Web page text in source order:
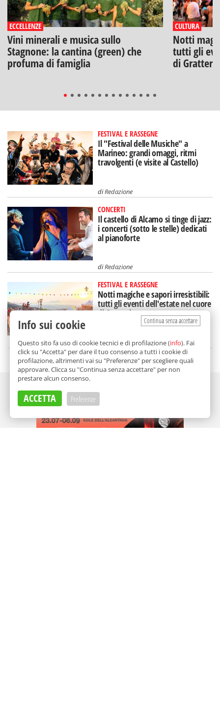
ECCELLENZE
Vini minerali e musica sullo
Stagnone: la cantina (green) che
profuma di famiglia
CULTURA
Notti
tutti gli
di Gratteri
FESTIVAL E RASSEGNE
Il "Festival delle Musiche" a
Marineo: grandi omaggi, ritmi
travolgenti (e visite al Castello)
diRedazione
CONCERTI
Il castello di Alcamo si tinge di jazz:
i concerti (sotto le stelle) dedicati
al pianoforte
diRedazione
FESTIVAL E RASSEGNE
Notti magiche e sapori irresistibili:
tutti gli eventi dell'estate nel cuore
di Gratteri
diRedazione
Continua senza accettare
Info sui cookie
Questo sito fa uso di cookie tecnici e di profilazione (info). Fai
click su "Accetta" per dare il tuo consenso a tutti i cookie di
profilazione, altrimenti vai su "Preferenze" per scegliere quali
approvare. Clicca su "Continua senza accettare" per non
prestare alcun consenso.
ACCETTA Preferenze